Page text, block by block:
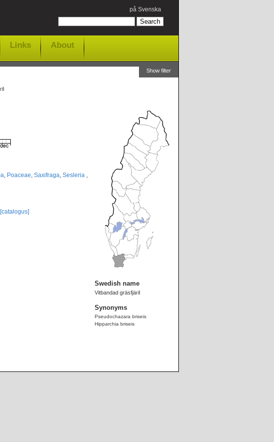
på Svenska
Links About
Show filter
, Poaceae, Saxifraga, Sesleria ,
[catalogus]
Swedish name
Vitbandad gräsfjäril
Synonyms
Pseudochazara briseis
Hipparchia briseis